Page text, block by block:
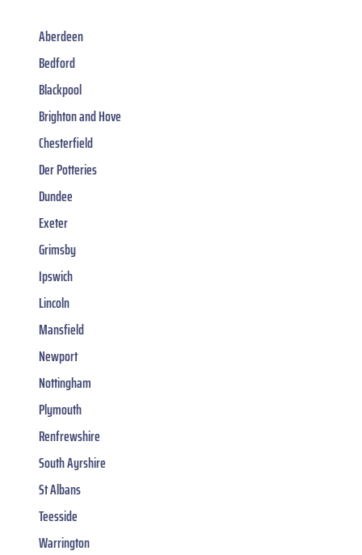
Aberdeen
Bedford
Blackpool
Brighton and Hove
Chesterfield
Der Potteries
Dundee
Exeter
Grimsby
Ipswich
Lincoln
Mansfield
Newport
Nottingham
Plymouth
Renfrewshire
South Ayrshire
St Albans
Teesside
Warrington